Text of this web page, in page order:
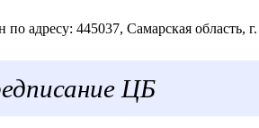
по адресу: 445037, Самарская область,
ЦБ